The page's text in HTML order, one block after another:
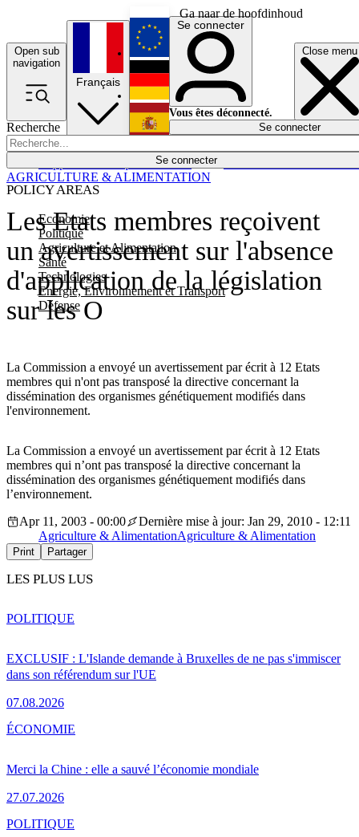
Ga naar de hoofdinhoud
Open sub
navigation
Close menu
Recherche
Se connecter
POLICY AREAS
Economie
Politique
Agriculture et Alimentation
Santé
Technologies
Energie, Environnement et Transport
Défense
Économie
Français
English
Deutsch
Español
Se connecter
Vous êtes déconnecté.
Se connecter
Les Etats membres reçoivent
un avertissement sur l'absence
d'application de la législation
sur les O
La Commission a envoyé un avertissement par écrit à 12 Etats
membres qui n'ont pas transposé la directive concernant la
dissémination des organismes génétiquement modifiés dans
l'environnement.
AGRICULTURE & ALIMENTATION
La Commission a envoyé un avertissement par écrit à 12 Etats
membres qui n’ont pas transposé la directive concernant la
dissémination des organismes génétiquement modifiés dans
l’environnement.
Apr 11, 2003 - 00:00
Dernière mise à jour: Jan 29, 2010 - 12:11
Agriculture & AlimentationAgriculture & Alimentation
Print Partager
LES PLUS LUS
EXCLUSIF : L'Islande demande à Bruxelles de ne pas s'immiscer
dans son référendum sur l'UE
07.08.2026
POLITIQUE
Merci la Chine : elle a sauvé l’économie mondiale
27.07.2026
ÉCONOMIE
POLITIQUE